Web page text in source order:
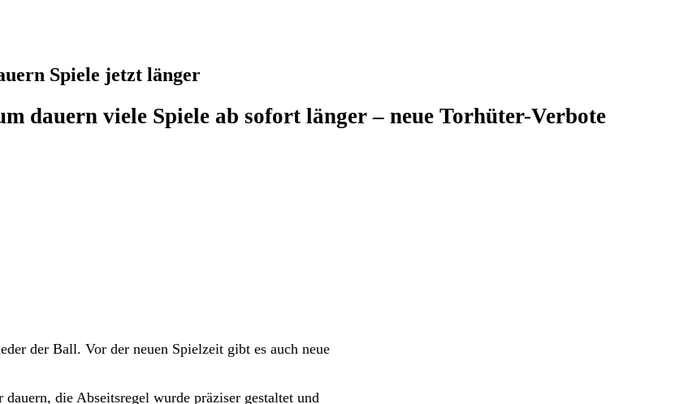
Spiele jetzt länger
dauern viele Spiele ab sofort länger – neue Torhüter-Verbote
der Ball. Vor der neuen Spielzeit gibt es auch neue
die Abseitsregel wurde präziser gestaltet und